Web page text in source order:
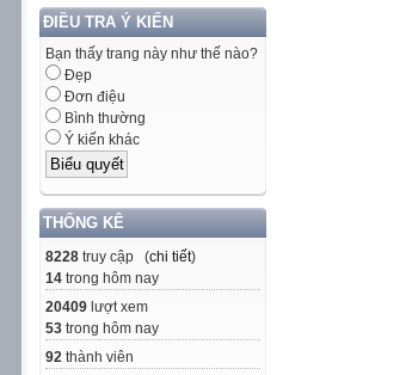
ĐIỀU TRA Ý KIẾN
Bạn thấy trang này như thế nào?
Đẹp
Đơn điệu
Bình thường
Ý kiến khác
THỐNG KÊ
8228 truy cập (chi tiết)
14 trong hôm nay
20409 lượt xem
53 trong hôm nay
92 thành viên